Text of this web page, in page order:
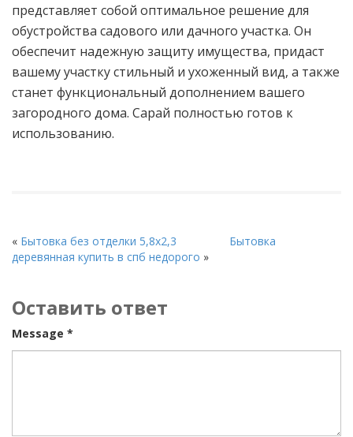
представляет собой оптимальное решение для
обустройства садового или дачного участка. Он
обеспечит надежную защиту имущества, придаст
вашему участку стильный и ухоженный вид, а также
станет функциональный дополнением вашего
загородного дома. Сарай полностью готов к
использованию.
« Бытовка без отделки 5,8х2,3
Бытовка
деревянная купить в спб недорого »
Оставить ответ
Message *